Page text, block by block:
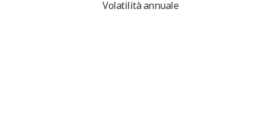
Volatilità annuale